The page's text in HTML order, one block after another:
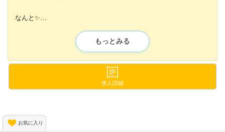
なんと✨
随時昇給もあって
想像以上に稼げる話題のガールズバー😍💕
＼✨今だけ！採用率ほぼ100％✨／
もっとみる
求人詳細
お気に入り